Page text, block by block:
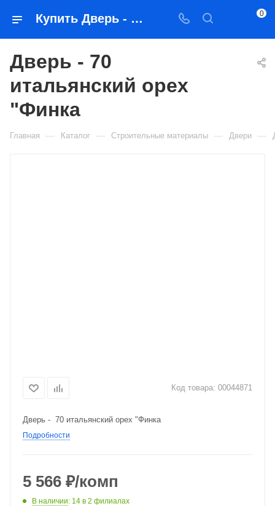
Купить Дверь - 70 итальянский орех "Финка в Якутске — цена, характеристики, подбор | Востоктехторг 0
Дверь - 70
итальянский орех
"Финка
Главная — Каталог — Строительные материалы — Двери —
Код товара: 00044871
Дверь - 70 итальянский орех "Финка
Подробности
5 566 ₽/комп
В наличии: 14 в 2 филиалах